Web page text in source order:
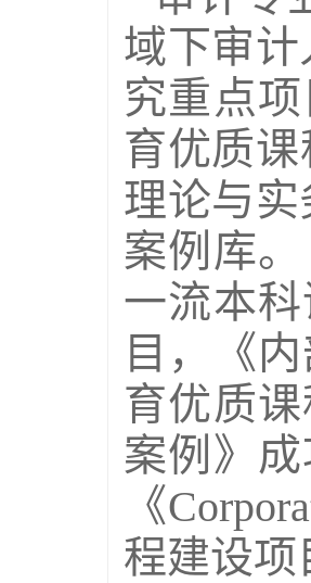
域下审
究重点
育优质
理论与
案例库
一流本
目，《
育优质
案例》
《
程建设项